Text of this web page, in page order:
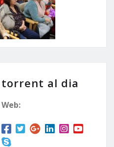
torrent al dia
Web: